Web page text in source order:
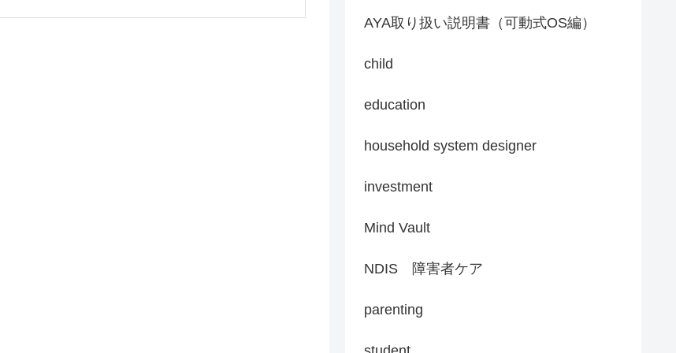
AYA取り扱い説明書（可動式OS編）
child
education
household system designer
investment
Mind Vault
NDIS 障害者ケア
parenting